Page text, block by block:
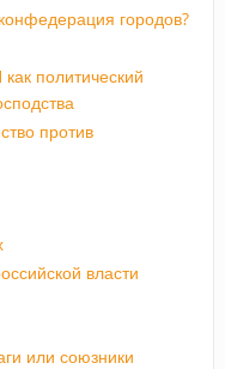
городов?
политический
против
власти
или союзники